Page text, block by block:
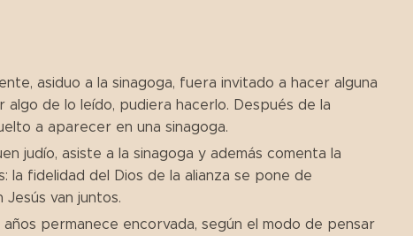
asiduo a la sinagoga, fuera invitado a hacer alguna
de lo leído, pudiera hacerlo. Después de la
a aparecer en una sinagoga.
judío, asiste a la sinagoga y además comenta la
la fidelidad del Dios de la alianza se pone de
van juntos.
permanece encorvada, según el modo de pensar